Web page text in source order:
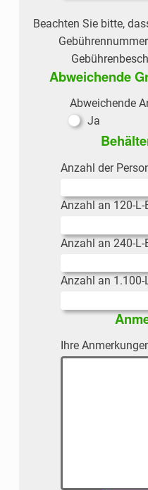
Beachten Sie bitte,
Abweichende
Abweichende
Ja
Anzahl der
Anzahl an 120-L-
Anzahl an 240-L-
Anzahl an 1.100-
Ihre